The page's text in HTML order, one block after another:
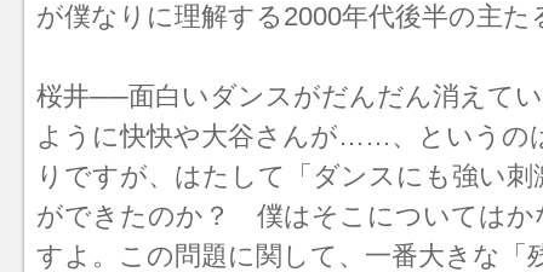
が僕なりに理解する2000年代後半の主た
桜井──面白いダンスがだんだん消えて
ように快快や大谷さんが……、というの
りですが、はたして「ダンスにも強い
ができたのか？ 僕はそこについてはか
すよ。この問題に関して、一番大きな「